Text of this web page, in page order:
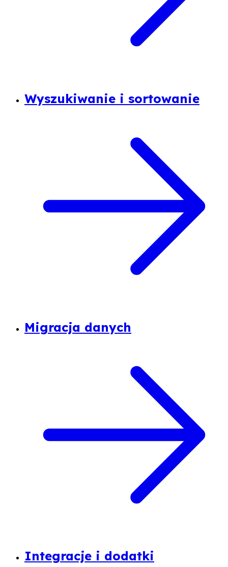
Wyszukiwanie i sortowanie
Migracja danych
Integracje i dodatki